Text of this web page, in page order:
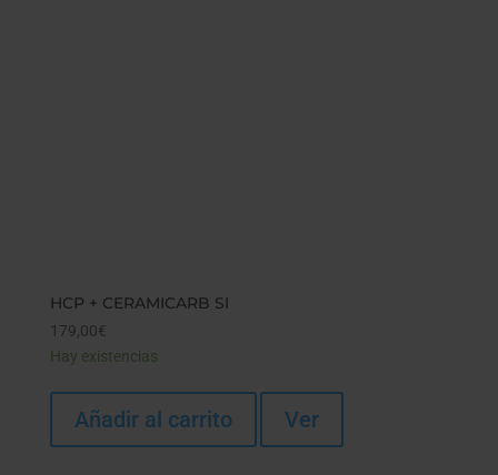
HCP + CERAMICARB SI
179,00€
Hay existencias
Añadir al carrito Ver